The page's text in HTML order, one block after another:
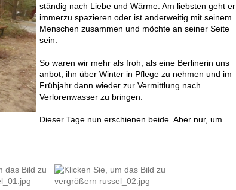
ständig nach Liebe und Wärme. Am liebsten geht er
immerzu spazieren oder ist anderweitig mit seinem
Menschen zusammen und möchte an seiner Seite
sein.
So waren wir mehr als froh, als eine Berlinerin uns
anbot, ihn über Winter in Pflege zu nehmen und im
Frühjahr dann wieder zur Vermittlung nach
Verlorenwasser zu bringen.
Dieser Tage nun erschienen beide. Aber nur, um